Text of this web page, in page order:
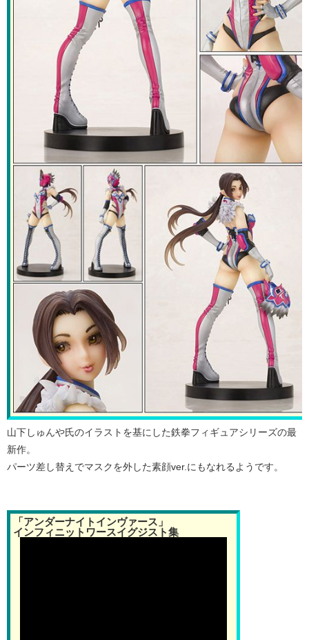
山下しゅんや氏のイラストを基にした鉄拳フィギュアシリーズの最
新作。
パーツ差し替えでマスクを外した素顔ver.にもなれるようです。
「アンダーナイトインヴァース」
インフィニットワースイグジスト集